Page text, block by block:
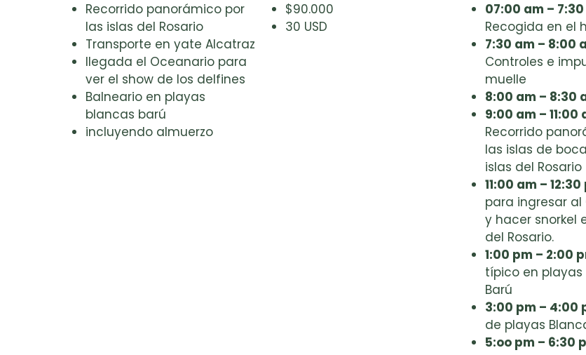
Recorrido panorámico por
las islas del Rosario
Transporte en yate Alcatraz
llegada el Oceanario para
ver el show de los delfines
Balneario en playas
blancas barú
incluyendo almuerzo
$90.000
30 USD
07:00 am –
Recogida en el
7:30 am – 8:00
Controles e
muelle
8:00 am – 8:30
9:00 am – 11:00
Recorrido
las islas de
islas del Rosario
11:00 am – 12:30
para ingresar
y hacer snorkel
del Rosario.
1:00 pm – 2:00
típico en
Barú
3:00 pm – 4:00
de playas
5:oo pm – 6:30